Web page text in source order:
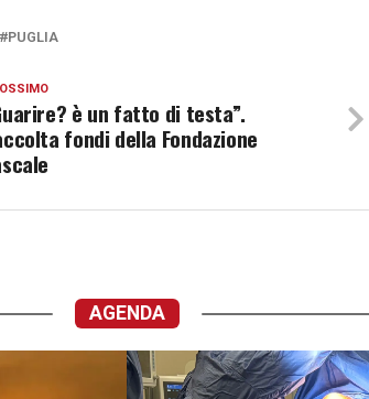
PUGLIA
è un fatto di testa”.
fondi della Fondazione
AGENDA